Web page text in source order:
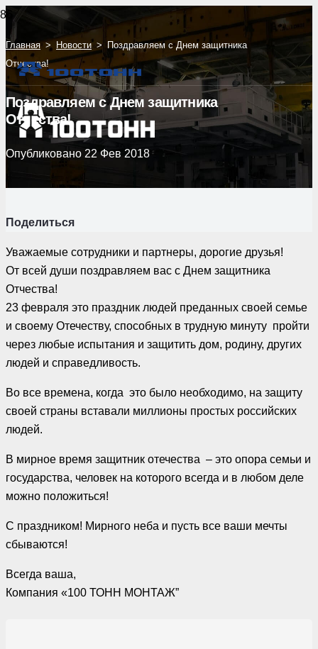
Главная > Новости >
Поздравляем с Днем защитника
Отчества!
Поздравляем с Днем защитника
Отчества!
Опубликовано 22 Фев 2018
Поделиться
Уважаемые сотрудники и партнеры, дорогие друзья!
От всей души поздравляем вас с Днем защитника
Отчества!
23 февраля это праздник людей преданных своей семье
и своему Отечеству, способных в трудную минуту пройти
через любые испытания и защитить дом, родину, других
людей и справедливость.
Во все времена, когда это было необходимо, на защиту
своей страны вставали миллионы простых российских
людей.
В мирное время защитник отечества – это опора семьи и
государства, человек на которого всегда и в любом деле
можно положиться!
С праздником! Мирного неба и пусть все ваши мечты
сбываются!
Всегда ваша,
Компания «100 ТОНН МОНТАЖ”